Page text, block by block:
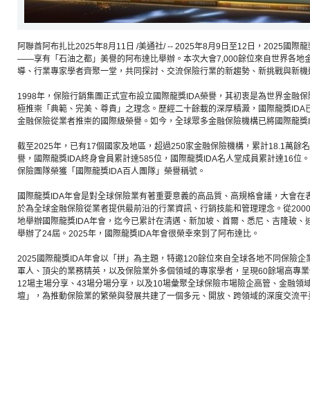
阿聯酋阿布扎比2025年8月11日 /美通社/ -- 2025年8月9日至12日，2025國際
——享有「石油之都」美譽的阿布達比舉辦。本次大會7,000餘位來自世界各地
導、行業專家學者齊聚一堂，共同探討、交流保險行業的新趨勢、新挑戰與新機
1998年，保險行銷集團正式宣布設立國際龍獎IDA榮譽，其初衷是為世界金融
極推崇「典範、完美、尊貴」之理念。歷經二十餘載的深厚積澱，國際龍獎IDA
金融保險從業者推崇的國際級榮譽。如今，全球眾多金融保險機構已將國際龍
截至2025年，已有17個國家及地區，超過250家金融保險機構，累計18.1萬餘
譽，國際龍獎IDA終身會員累計達585位，國際龍獎IDA名人堂成員累計達16位
保險團隊榮獲「國際龍獎IDA百人團隊」榮譽稱號。
國際龍獎IDA年會是對全球保險業有著重要意義的高品質、高規格會議，大會在
於為全球金融保險從業者提供最前沿的行業資訊、行銷技能和管理理念。從
地舉辦國際龍獎IDA年會，迄今已累計在清邁、新加坡、首爾、悉尼、吉隆玻、
舉辦了24屆。2025年，國際龍獎IDA年會很榮幸來到了阿布達比。
2025國際龍獎IDA年會以「拼」為主題，特邀120餘位來自全球各地不同保險企
軍人、頂尖的業務精英，以及保險業外多個領域的專家學者，呈現60餘場高專
12場主場分享、43場分場分享，以及10場彙聚全球保險市場險企高管、金融領
壇」，為推動保險業的繁榮與發展共建了一個多元、開放、跨領域的深度交流平